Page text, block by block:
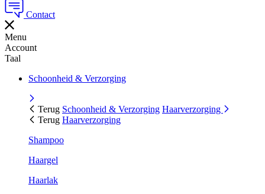
Contact
Menu
Account
Taal
Schoonheid & Verzorging
Terug Schoonheid & Verzorging Haarverzorging
Terug Haarverzorging
Shampoo
Haargel
Haarlak